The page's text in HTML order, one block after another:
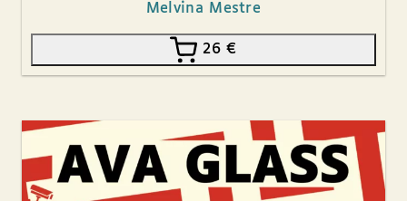
Melvina Mestre
26€